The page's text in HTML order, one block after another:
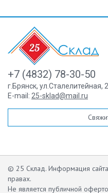
+7 (4832) 78-30-50
г.Брянск, ул.Сталелитейная,
E-mail: 25-sklad@mail.ru
© 25 Склад. Информация
правах.
Не является публичной